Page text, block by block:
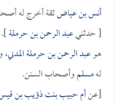
أنس بن عياضثقة أخرج له
[ حدثنيعبد الرحمن بن حرملة].
هوعبد الرحمن بن حرملة المدني
لهمسلموأصحاب السنن.
[عنأم حبيب بنت ذؤيب بن قيس